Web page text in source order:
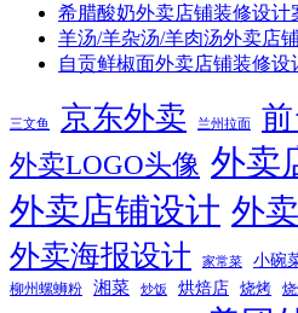
希腊酸奶外卖店铺装修设计
羊汤/羊杂汤/羊肉汤外卖店
自贡鲜椒面外卖店铺装修设
三文鱼 京东外卖 兰州拉面
外卖LOGO头像 外卖
外卖店铺设计 外
外卖海报设计 家常菜 小碗
柳州螺蛳粉
湘菜 炒饭 烘焙店 烧烤